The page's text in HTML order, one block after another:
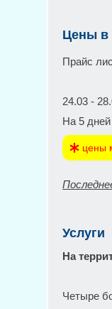
Цены в
Прайс
24.03 -
На 5 дней
цены
Услуги
На
Четыре